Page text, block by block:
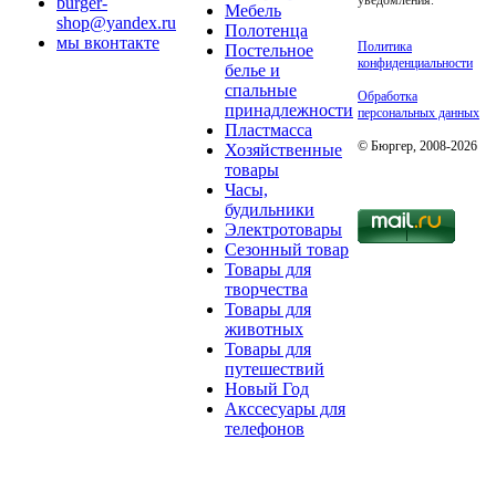
shop@yandex.ru
мы вконтакте
Мебель
Полотенца
Постельное
белье и
спальные
принадлежности
Пластмасса
Хозяйственные
товары
Часы,
будильники
Электротовары
Сезонный товар
Товары для
творчества
Товары для
животных
Товары для
путешествий
Новый Год
Акссесуары для
телефонов
Политика
конфиденциальности
Обработка
персональных данных
© Бюргер, 2008-2026